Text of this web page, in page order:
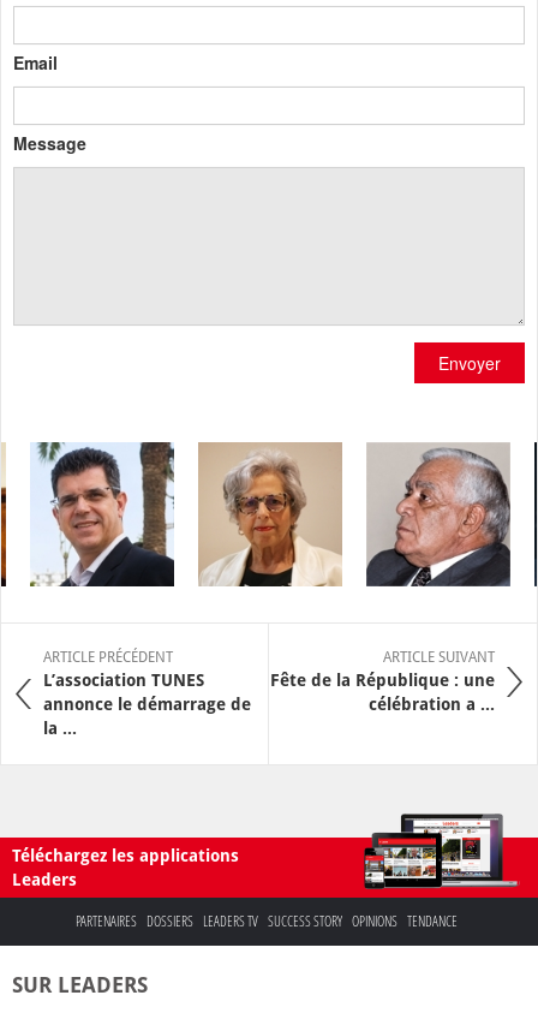
Email
Message
Envoyer
ARTICLE PRÉCÉDENT
L’association TUNES
annonce le démarrage de
la ...
ARTICLE SUIVANT
Fête de la République : une
célébration a ...
Téléchargez les applications
Leaders
PARTENAIRES DOSSIERS LEADERS TV SUCCESS STORY OPINIONS TENDANCE
SUR LEADERS